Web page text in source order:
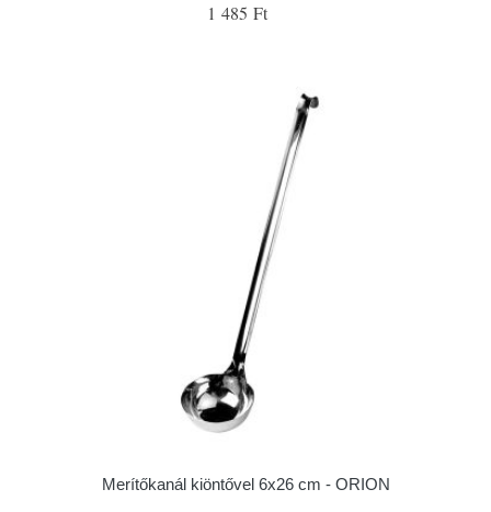
1 485 Ft
Merítőkanál kiöntővel 6x26 cm - ORION